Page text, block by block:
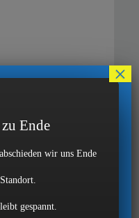
Wer etwas
als Statussymbol.
was erzählt
Ende
wir uns Ende
gespannt.
×